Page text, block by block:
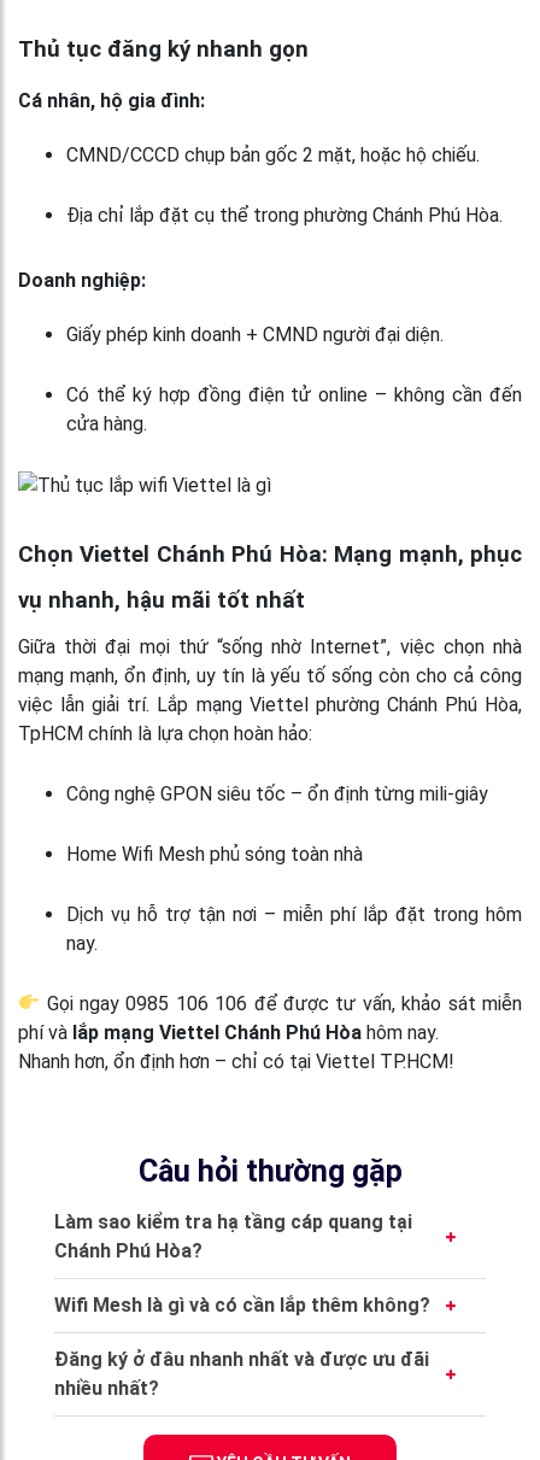
Thủ tục đăng ký nhanh gọn
Cá nhân, hộ gia đình:
CMND/CCCD chụp bản gốc 2 mặt, hoặc hộ chiếu.
Địa chỉ lắp đặt cụ thể trong phường Chánh Phú Hòa.
Doanh nghiệp:
Giấy phép kinh doanh + CMND người đại diện.
Có thể ký hợp đồng điện tử online – không cần đến
cửa hàng.
Chọn Viettel Chánh Phú Hòa: Mạng mạnh, phục
vụ nhanh, hậu mãi tốt nhất
Giữa thời đại mọi thứ “sống nhờ Internet”, việc chọn nhà
mạng mạnh, ổn định, uy tín là yếu tố sống còn cho cả công
việc lẫn giải trí. Lắp mạng Viettel phường Chánh Phú Hòa,
TpHCM chính là lựa chọn hoàn hảo:
Công nghệ GPON siêu tốc – ổn định từng mili-giây
Home Wifi Mesh phủ sóng toàn nhà
Dịch vụ hỗ trợ tận nơi – miễn phí lắp đặt trong hôm
nay.
Gọi ngay 0985 106 106 để được tư vấn, khảo sát miễn
phí và lắp mạng Viettel Chánh Phú Hòa hôm nay.
Nhanh hơn, ổn định hơn – chỉ có tại Viettel TP.HCM!
Câu hỏi thường gặp
Làm sao kiểm tra hạ tầng cáp quang tại
Chánh Phú Hòa?
Bạn chỉ cần gọi 0985 106 106 hoặc nhắn Zalo
“Kiểm tra hạ tầng”, hệ thống sẽ tra cứu trong
1 phút. Nếu có sẵn, Viettel lắp trong ngày
luôn.
Wifi Mesh là gì và có cần lắp thêm không?
Wifi Mesh là hệ thống nhiều node phát sóng,
giúp wifi ổn định và phủ đều toàn nhà. Nếu bạn
ở nhà 2 tầng hoặc quán rộng trên 100m²,
Viettel khuyên nên dùng MeshVT hoặc MESH
Đăng ký ở đâu nhanh nhất và được ưu đãi
nhiều nhất?
Liên hệ ngay hotline 0985 106 106 hoặc